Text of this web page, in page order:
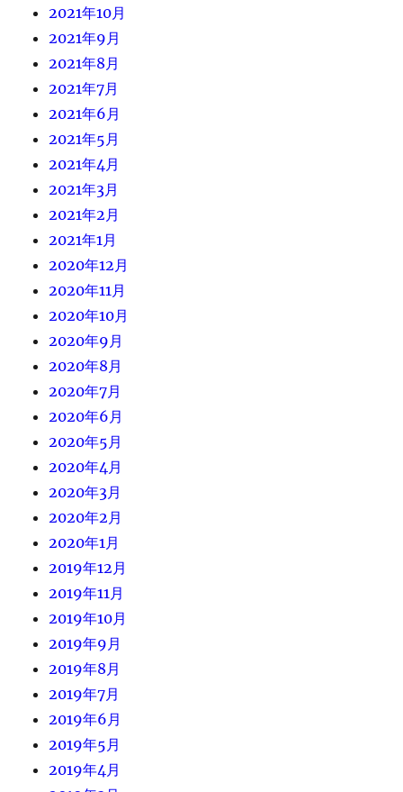
2021年10月
2021年9月
2021年8月
2021年7月
2021年6月
2021年5月
2021年4月
2021年3月
2021年2月
2021年1月
2020年12月
2020年11月
2020年10月
2020年9月
2020年8月
2020年7月
2020年6月
2020年5月
2020年4月
2020年3月
2020年2月
2020年1月
2019年12月
2019年11月
2019年10月
2019年9月
2019年8月
2019年7月
2019年6月
2019年5月
2019年4月